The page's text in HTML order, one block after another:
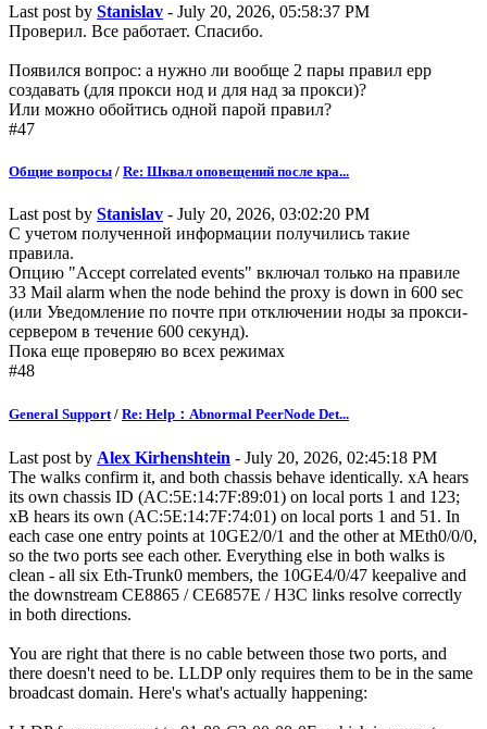
Last post by Stanislav - July 20, 2026, 05:58:37 PM
Проверил. Все работает. Спасибо.
Появился вопрос: а нужно ли вообще 2 пары правил epp
создавать (для прокси нод и для над за прокси)?
Или можно обойтись одной парой правил?
#47
Общие вопросы / Re: Шквал оповещений после кра...
Last post by Stanislav - July 20, 2026, 03:02:20 PM
С учетом полученной информации получились такие
правила.
Опцию "Accept correlated events" включал только на правиле
33 Mail alarm when the node behind the proxy is down in 600 sec
(или Уведомление по почте при отключении ноды за прокси-
сервером в течение 600 секунд).
Пока еще проверяю во всех режимах
#48
General Support/ Re: Help：Abnormal PeerNode Det...
Last post by Alex Kirhenshtein - July 20, 2026, 02:45:18 PM
The walks confirm it, and both chassis behave identically. xA hears
its own chassis ID (AC:5E:14:7F:89:01) on local ports 1 and 123;
xB hears its own (AC:5E:14:7F:74:01) on local ports 1 and 51. In
each case one entry points at 10GE2/0/1 and the other at MEth0/0/0,
so the two ports see each other. Everything else in both walks is
clean - all six Eth-Trunk0 members, the 10GE4/0/47 keepalive and
the downstream CE8865 / CE6857E / H3C links resolve correctly
in both directions.
You are right that there is no cable between those two ports, and
there doesn't need to be. LLDP only requires them to be in the same
broadcast domain. Here's what's actually happening: